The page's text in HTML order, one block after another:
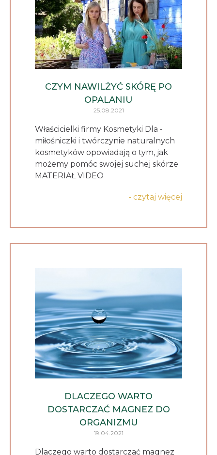
CZYM NAWILŻYĆ SKÓRĘ PO
OPALANIU
25.08.2021
Właścicielki firmy Kosmetyki Dla -
miłośniczki i twórczynie naturalnych
kosmetyków opowiadają o tym, jak
możemy pomóc swojej suchej skórze
MATERIAŁ VIDEO
- czytaj więcej
DLACZEGO WARTO
DOSTARCZAĆ MAGNEZ DO
ORGANIZMU
19.04.2021
Dlaczego warto dostarczać magnez